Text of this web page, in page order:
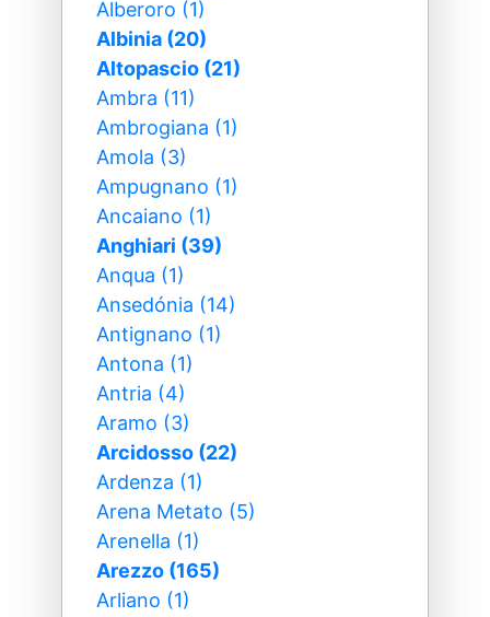
Alberoro (1)
Albinia (20)
Altopascio (21)
Ambra (11)
Ambrogiana (1)
Amola (3)
Ampugnano (1)
Ancaiano (1)
Anghiari (39)
Anqua (1)
Ansedónia (14)
Antignano (1)
Antona (1)
Antria (4)
Aramo (3)
Arcidosso (22)
Ardenza (1)
Arena Metato (5)
Arenella (1)
Arezzo (165)
Arliano (1)